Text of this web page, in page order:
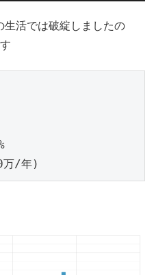
生活では破綻しましたの
万/年)